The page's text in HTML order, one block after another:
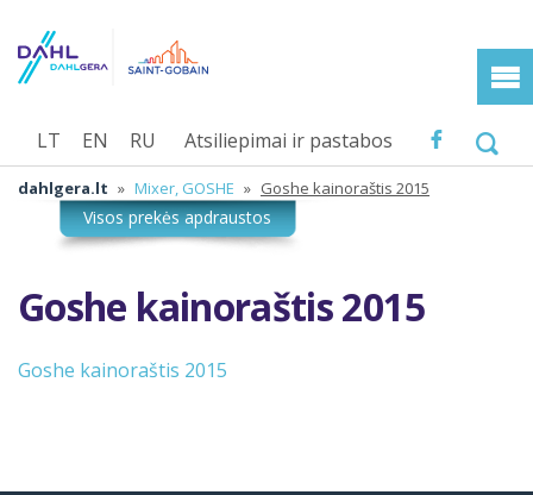
Atsiliepimai ir pastabos
LT EN RU
dahlgera.lt » Mixer, GOSHE » Goshe kainoraštis 2015
Goshe kainoraštis 2015
Goshe kainoraštis 2015